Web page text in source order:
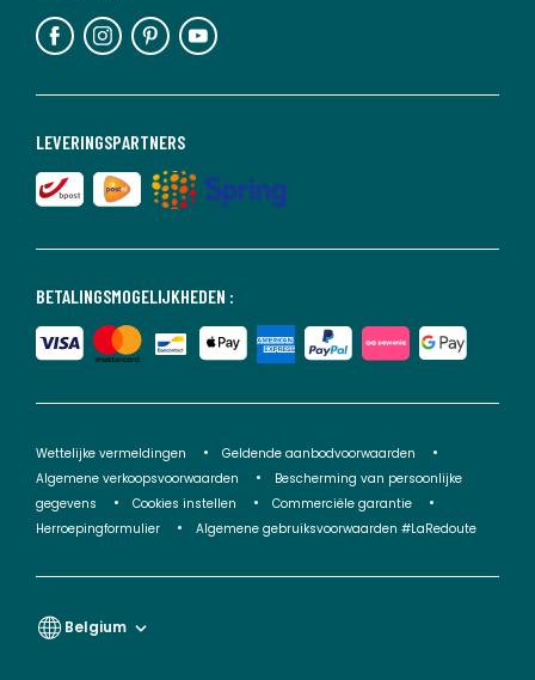
BETALINGSMOGELIJKHEDEN :
LEVERINGSPARTNERS
Wettelijke vermeldingen
Geldende aanbodvoorwaarden
Algemene verkoopsvoorwaarden
Bescherming van persoonlijke
gegevens
Cookies instellen
Commerciële garantie
Herroepingformulier
Algemene gebruiksvoorwaarden #LaRedoute
Belgium